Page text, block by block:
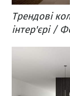
Трендові
інтер'єрі /